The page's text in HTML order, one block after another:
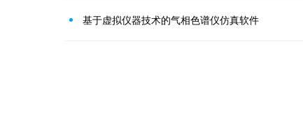
基于虚拟仪器技术的气相色谱仪仿真软件